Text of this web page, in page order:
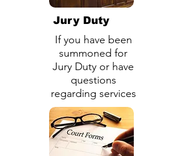
Jury Duty
If you have been
summoned for
Jury Duty or have
questions
regarding services